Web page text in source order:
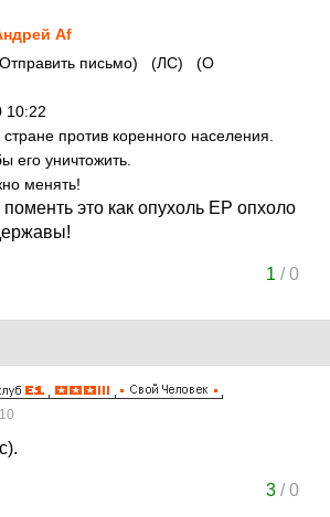
Аf
письмо) (ЛС) (О
10:22
против коренного населения.
его уничтожить.
менять!
это как опухоль ЕР опхоло
1 /0
3/0